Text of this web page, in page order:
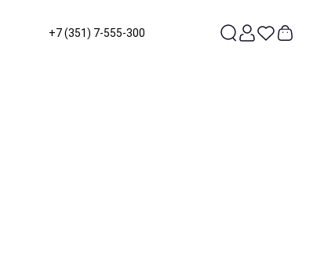
+7 (351) 7-555-300